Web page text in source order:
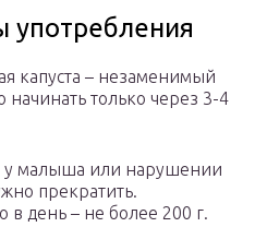
употребления
капуста – незаменимый
начинать только через 3-4
у малыша или нарушении
прекратить.
в день – не более 200 г.